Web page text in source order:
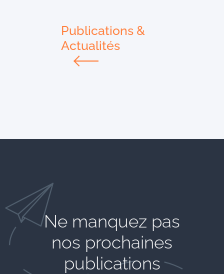
Publications &
Actualités
Ne manquez pas
nos prochaines
publications